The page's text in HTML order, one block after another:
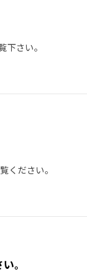
下さい。
ください。
。